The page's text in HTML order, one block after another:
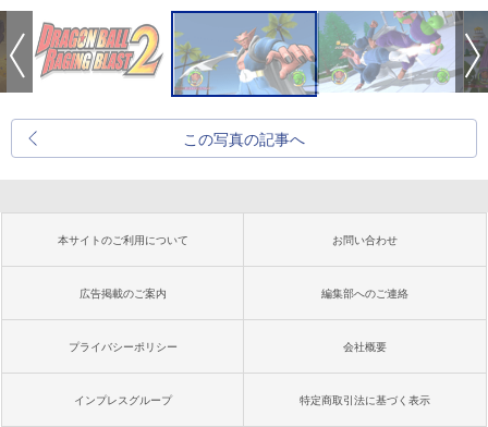
この写真の記事へ
本サイトのご利用について お問い合わせ
広告掲載のご案内 編集部へのご連絡
プライバシーポリシー 会社概要
インプレスグループ 特定商取引法に基づく表示